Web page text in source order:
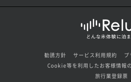
勧誘方針 サービス利用規約
プ
Cookie等を利用したお客様情報
旅行業登録票